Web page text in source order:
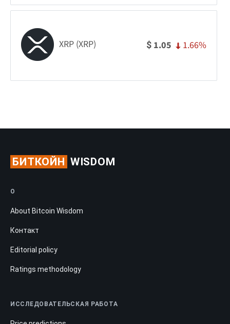
XRP (XRP) $ 1.05 1.66%
БИТКОЙН WISDOM
О
About Bitcoin Wisdom
Контакт
Editorial policy
Ratings methodology
ИССЛЕДОВАТЕЛЬСКАЯ РАБОТА